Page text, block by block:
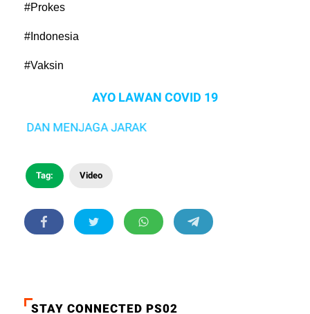
#Prokes
#Indonesia
#Vaksin
AYO LAWAN COVID 19
MENJAGA JARAK
Tag: Video
STAY CONNECTED PS02